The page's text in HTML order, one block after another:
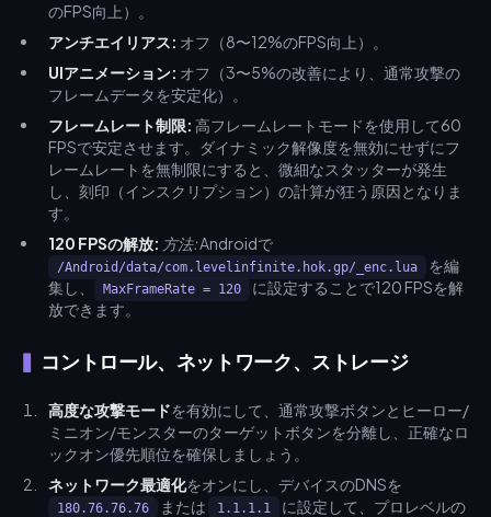
のFPS向上）。
アンチエイリアス: オフ（8〜12%のFPS向上）。
UIアニメーション: オフ（3〜5%の改善により、通常攻撃の
フレームデータを安定化）。
フレームレート制限: 高フレームレートモードを使用して60
FPSで安定させます。ダイナミック解像度を無効にせずにフ
レームレートを無制限にすると、微細なスタッターが発生
し、刻印（インスクリプション）の計算が狂う原因となりま
す。
120 FPSの解放: 方法:Androidで
/Android/data/com.levelinfinite.hok.gp/_enc.lua
を編
集し、
MaxFrameRate = 120
に設定することで120 FPSを解
放できます。
コントロール、ネットワーク、ストレージ
高度な攻撃モードを有効にして、通常攻撃ボタンとヒーロー/
ミニオン/モンスターのターゲットボタンを分離し、正確なロ
ックオン優先順位を確保しましょう。
ネットワーク最適化をオンにし、デバイスのDNSを
180.76.76.76 または 1.1.1.1
に設定して、プロレベルの